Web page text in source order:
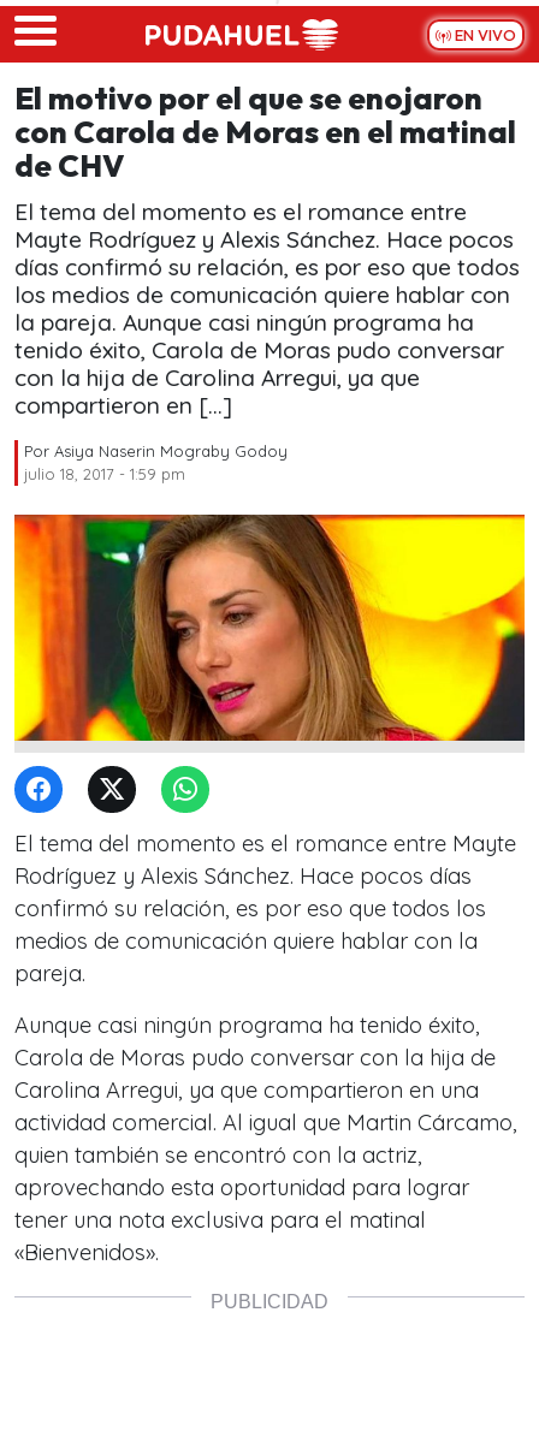
Skip to main content
EN VIVO
El motivo por el que se enojaron
con Carola de Moras en el matinal
de CHV
El tema del momento es el romance entre
Mayte Rodríguez y Alexis Sánchez. Hace pocos
días confirmó su relación, es por eso que todos
los medios de comunicación quiere hablar con
la pareja. Aunque casi ningún programa ha
tenido éxito, Carola de Moras pudo conversar
con la hija de Carolina Arregui, ya que
compartieron en […]
Por Asiya Naserin Mograby Godoy
julio 18, 2017 - 1:59 pm
El tema del momento es el romance entre Mayte
Rodríguez y Alexis Sánchez. Hace pocos días
confirmó su relación, es por eso que todos los
medios de comunicación quiere hablar con la
pareja.
Aunque casi ningún programa ha tenido éxito,
Carola de Moras pudo conversar con la hija de
Carolina Arregui, ya que compartieron en una
actividad comercial. Al igual que Martin Cárcamo,
quien también se encontró con la actriz,
aprovechando esta oportunidad para lograr
tener una nota exclusiva para el matinal
«Bienvenidos».